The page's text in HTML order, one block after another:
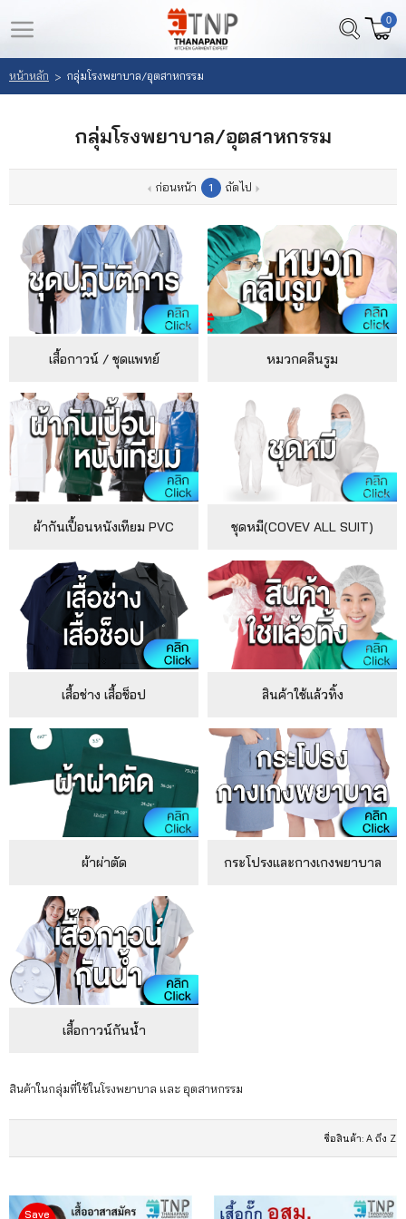
LOGIN
REGISTER
สนใจ
วิธี
สั่ง
ลูกค้า
เรา
เนื้อหา
เกี่ยว
กับ
ติดต่อ
เรา
0
หน้าหลัก > กลุ่มโรงพยาบาล/อุตสาหกรรม
กลุ่มโรงพยาบาล/อุตสาหกรรม
ก่อนหน้า 1 ถัดไป
เสื้อกาวน์ / ชุดแพทย์ หมวกคลีนรูม
ผ้ากันเปื้อนหนังเทียม PVC ชุดหมี(COVEV ALL SUIT)
เสื้อช่าง เสื้อช็อป สินค้าใช้แล้วทิ้ง
ผ้าผ่าตัด กระโปรงและกางเกงพยาบาล
เสื้อกาวน์กันน้ำ
สินค้าในกลุ่มที่ใช้ในโรงพยาบาล และ อุตสาหกรรม
Save